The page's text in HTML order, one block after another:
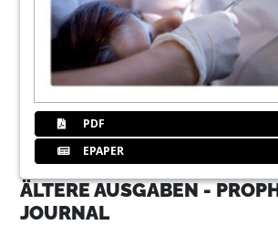
PDF
EPAPER
ÄLTERE AUSGABEN -
JOURNAL